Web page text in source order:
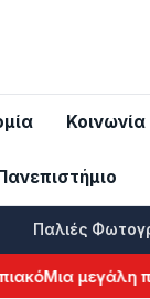
Κοινωνία
Παλιές
Μια μεγάλη